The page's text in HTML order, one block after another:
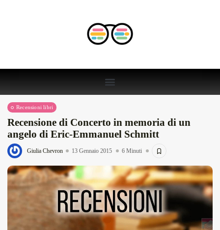
Recensioni libri
Recensione di Concerto in memoria di un
angelo di Eric-Emmanuel Schmitt
Giulia Chevron 13 Gennaio 2015 6 Minuti